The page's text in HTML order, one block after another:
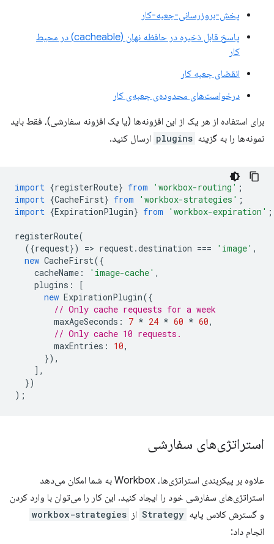
پخش-بروزرسانی-جعبه-کار
پاسخ قابل ذخیره در حافظه نهان (cacheable) در محیط
کار
انقضای جعبه کار
درخواست‌های محدوده‌ی جعبه‌ی کار
برای استفاده از هر یک از این افزونه‌ها (یا یک افزونه سفارشی)، فقط باید
نمونه‌ها را به گزینه plugins ارسال کنید.
import {registerRoute} from 'workbox-routing' ;
import {CacheFirst} from 'workbox-strategies' ;
import {ExpirationPlugin} from 'workbox-expiration' ;
registerRoute(
({request}) => request .destination === 'image' ,
new CacheFirst({
cacheName : 'image-cache' ,
plugins :
[
new ExpirationPlugin({
// Only cache requests for a week
maxAgeSeconds : 7 * 24 * 60 * 60,
// Only cache 10 requests.
maxEntries : 10,
}),
],
})
);
استراتژی‌های سفارشی
علاوه بر پیکربندی استراتژی‌ها، Workbox به شما امکان می‌دهد
استراتژی‌های سفارشی خود را ایجاد کنید. این کار را می‌توان با وارد کردن
و گسترش کلاس پایه Strategy از workbox-strategies
انجام داد: